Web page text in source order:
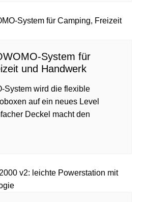
System für
und Handwerk
System wird die flexible
auf ein neues Level
Deckel macht den